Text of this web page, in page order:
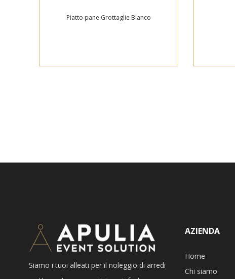
Piatto pane Grottaglie Bianco
Siamo i tuoi alleati per il noleggio di arredi
AZIENDA
Home
Chi siamo